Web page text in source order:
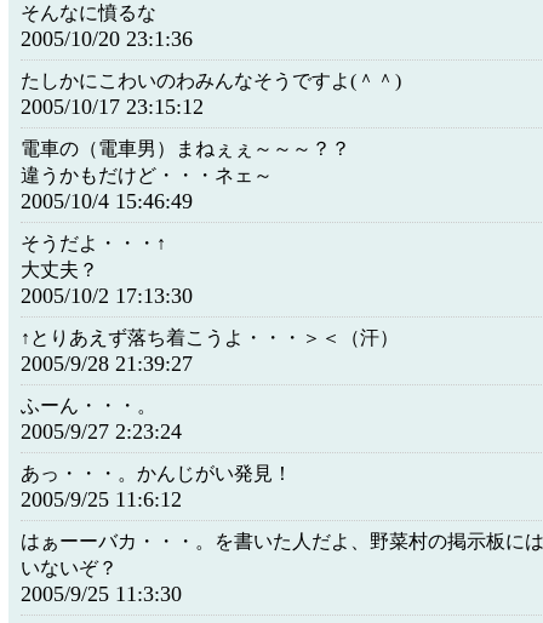
そんなに憤るな
2005/10/20 23:1:36
たしかにこわいのわみんなそうですよ(＾＾)
2005/10/17 23:15:12
電車の（電車男）まねぇぇ～～～？？
違うかもだけど・・・ネェ～
2005/10/4 15:46:49
そうだよ・・・↑
大丈夫？
2005/10/2 17:13:30
↑とりあえず落ち着こうよ・・・＞＜（汗）
2005/9/28 21:39:27
ふーん・・・。
2005/9/27 2:23:24
あっ・・・。かんじがい発見！
2005/9/25 11:6:12
はぁーーバカ・・・。を書いた人だよ、野菜村の掲示板に
いないぞ？
2005/9/25 11:3:30